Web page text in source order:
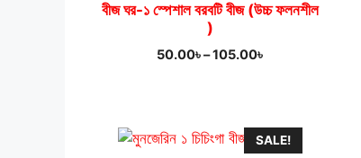
বীজ ঘর-১ স্পেশাল বরবটি বীজ (উচ্চ ফলনশীল
)
50.00৳–105.00৳Price
105.00৳
SALE!